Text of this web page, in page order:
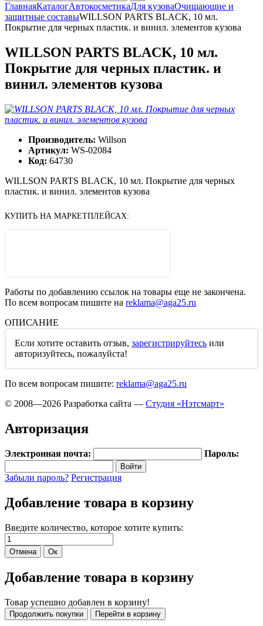
ГлавнаяКаталогАвтокосметикаДля кузоваОчищающие и
защитные составыWILLSON PARTS BLACK, 10 мл.
Покрытие для черных пластик. и винил. элементов кузова
WILLSON PARTS BLACK, 10 мл.
Покрытие для черных пластик. и
винил. элементов кузова
Производитель: Willson
Артикул: WS-02084
Код: 64730
WILLSON PARTS BLACK, 10 мл. Покрытие для черных
пластик. и винил. элементов кузова
КУПИТЬ НА МАРКЕТПЛЕЙСАХ:
Работы по добавлению ссылок на товары еще не закончена.
По всем вопросам пишите на reklama@aga25.ru
ОПИСАНИЕ
Если хотите оставить отзыв, зарегистрируйтесь или
авторизуйтесь, пожалуйста!
По всем вопросам пишите: reklama@aga25.ru
© 2008—2026 Разработка сайта — Студия «Нэтсмарт»
Авторизация
Электронная почта: Пароль:
Забыли пароль? Регистрация
Добавление товара в корзину
Введите количество, которое хотите купить:
Добавление товара в корзину
Товар успешно добавлен в корзину!